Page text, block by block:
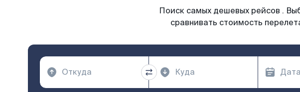
Поиск самых дешевых рейсов .
сравнивать стоимость